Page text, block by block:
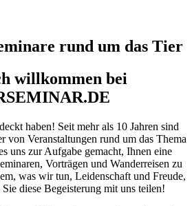
rund um das Tier
willkommen bei
haben! Seit mehr als 10 Jahren sind
von Veranstaltungen rund um das Thema
uns zur Aufgabe gemacht, Ihnen eine
Vorträgen und Wanderreisen zu
was wir tun, Leidenschaft und Freude,
diese Begeisterung mit uns teilen!